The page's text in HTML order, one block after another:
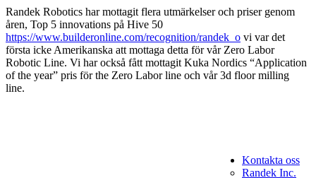
Randek Robotics har mottagit flera utmärkelser och priser genom
åren, Top 5 innovations på Hive 50
https://www.builderonline.com/recognition/randek_o vi var det
första icke Amerikanska att mottaga detta för vår Zero Labor
Robotic Line. Vi har också fått mottagit Kuka Nordics “Application
of the year” pris för the Zero Labor line och vår 3d floor milling
line.
Kontakta oss
Randek Inc.